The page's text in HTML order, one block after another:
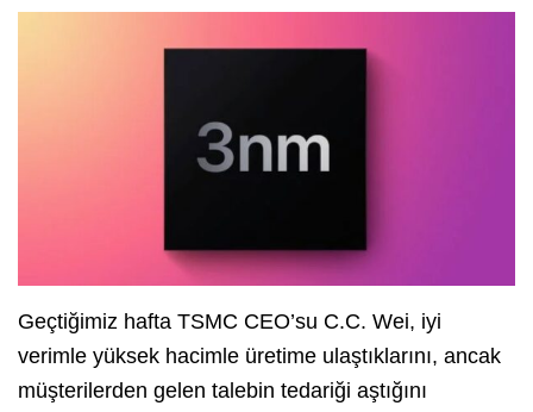
Geçtiğimiz hafta TSMC CEO’su C.C. Wei, iyi
verimle yüksek hacimle üretime ulaştıklarını, ancak
müşterilerden gelen talebin tedariği aştığını